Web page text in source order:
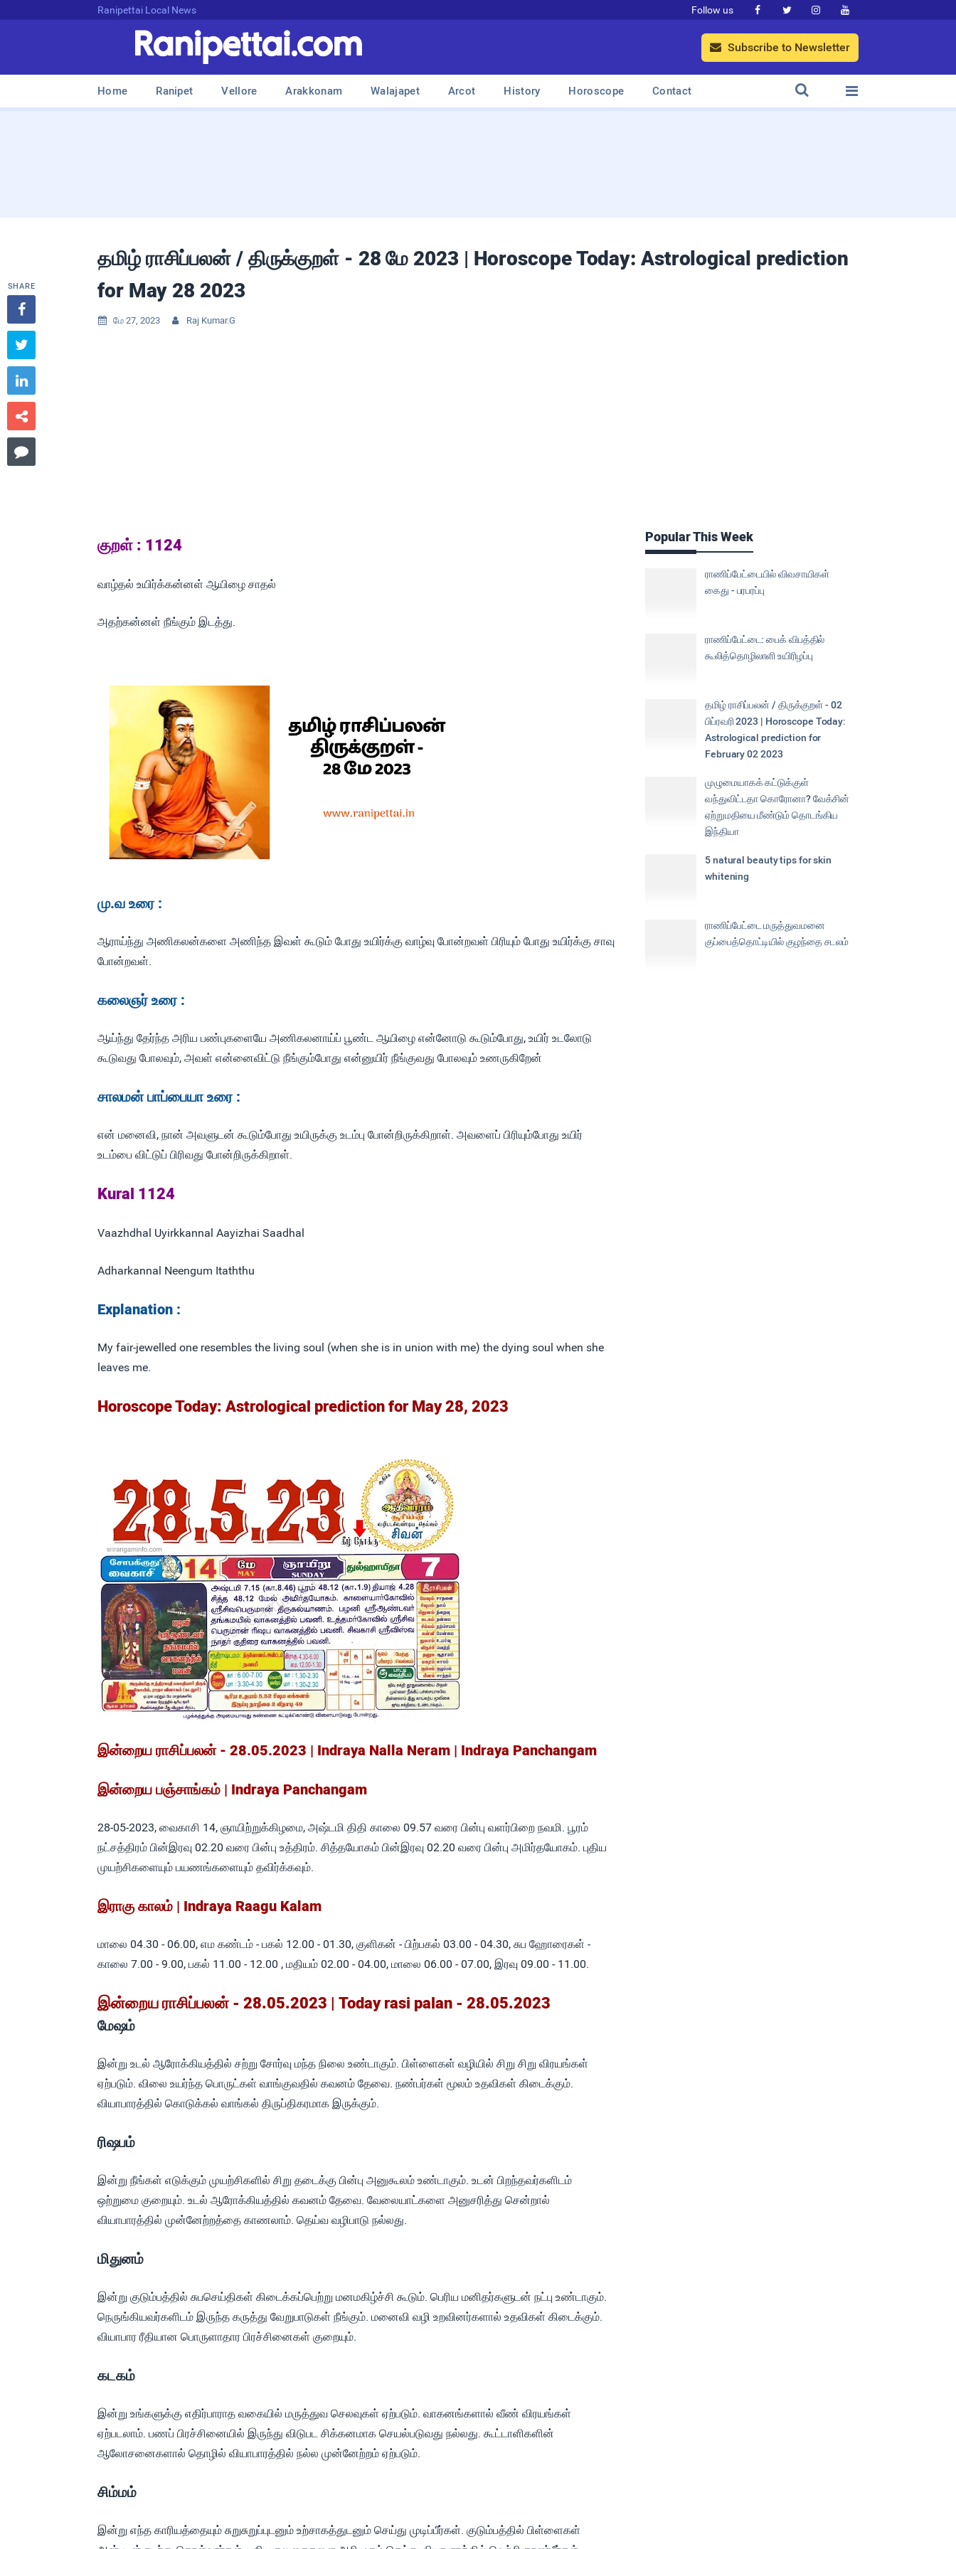
Ranipettai Local News Follow us    
 Subscribe to Newsletter
Home Ranipet Vellore Arakkonam Walajapet Arcot History Horoscope Contact 

தமிழ் ராசிப்பலன் / திருக்குறள் - 28 மே 2023 | Horoscope Today: Astrological prediction
for May 28 2023
 மே 27, 2023  Raj Kumar.G
குறள் : 1124
வாழ்தல் உயிர்க்கன்னள் ஆயிழை சாதல்
அதற்கன்னள் நீங்கும் இடத்து.
மு.வ உரை :
ஆராய்ந்து அணிகலன்களை அணிந்த இவள் கூடும் போது உயிர்க்கு வாழ்வு போன்றவள் பிரியும் போது உயிர்க்கு சாவு
போன்றவள்.
கலைஞர் உரை :
ஆய்ந்து தேர்ந்த அரிய பண்புகளையே அணிகலனாய்ப் பூண்ட ஆயிழை என்னோடு கூடும்போது, உயிர் உடலோடு
கூடுவது போலவும், அவள் என்னைவிட்டு நீங்கும்போது என்னுயிர் நீங்குவது போலவும் உணருகிறேன்
சாலமன் பாப்பையா உரை :
என் மனைவி, நான் அவளுடன் கூடும்போது உயிருக்கு உடம்பு போன்றிருக்கிறாள். அவளைப் பிரியும்போது உயிர்
உடம்பை விட்டுப் பிரிவது போன்றிருக்கிறாள்.
Kural 1124
Vaazhdhal Uyirkkannal Aayizhai Saadhal
Adharkannal Neengum Itaththu
Explanation :
My fair-jewelled one resembles the living soul (when she is in union with me) the dying soul when she
leaves me.
Horoscope Today: Astrological prediction for May 28, 2023
இன்றைய ராசிப்பலன் - 28.05.2023 | Indraya Nalla Neram | Indraya Panchangam
இன்றைய பஞ்சாங்கம் | Indraya Panchangam
28-05-2023, வைகாசி 14, ஞாயிற்றுக்கிழமை, அஷ்டமி திதி காலை 09.57 வரை பின்பு வளர்பிறை நவமி. பூரம்
நட்சத்திரம் பின்இரவு 02.20 வரை பின்பு உத்திரம். சித்தயோகம் பின்இரவு 02.20 வரை பின்பு அமிர்தயோகம். புதிய
முயற்சிகளையும் பயணங்களையும் தவிர்க்கவும்.
இராகு காலம் | Indraya Raagu Kalam
மாலை 04.30 - 06.00, எம கண்டம் - பகல் 12.00 - 01.30, குளிகன் - பிற்பகல் 03.00 - 04.30, சுப ஹோரைகள் -
காலை 7.00 - 9.00, பகல் 11.00 - 12.00 , மதியம் 02.00 - 04.00, மாலை 06.00 - 07.00, இரவு 09.00 - 11.00.
இன்றைய ராசிப்பலன் - 28.05.2023 | Today rasi palan - 28.05.2023
மேஷம்
இன்று உடல் ஆரோக்கியத்தில் சற்று சோர்வு மந்த நிலை உண்டாகும். பிள்ளைகள் வழியில் சிறு சிறு விரயங்கள்
ஏற்படும். விலை உயர்ந்த பொருட்கள் வாங்குவதில் கவனம் தேவை. நண்பர்கள் மூலம் உதவிகள் கிடைக்கும்.
வியாபாரத்தில் கொடுக்கல் வாங்கல் திருப்திகரமாக இருக்கும்.
ரிஷபம்
இன்று நீங்கள் எடுக்கும் முயற்சிகளில் சிறு தடைக்கு பின்பு அனுகூலம் உண்டாகும். உடன் பிறந்தவர்களிடம்
ஒற்றுமை குறையும். உடல் ஆரோக்கியத்தில் கவனம் தேவை. வேலையாட்களை அனுசரித்து சென்றால்
வியாபாரத்தில் முன்னேற்றத்தை காணலாம். தெய்வ வழிபாடு நல்லது.
மிதுனம்
இன்று குடும்பத்தில் சுபசெய்திகள் கிடைக்கப்பெற்று மனமகிழ்ச்சி கூடும். பெரிய மனிதர்களுடன் நட்பு உண்டாகும்.
நெருங்கியவர்களிடம் இருந்த கருத்து வேறுபாடுகள் நீங்கும். மனைவி வழி உறவினர்களால் உதவிகள் கிடைக்கும்.
வியாபார ரீதியான பொருளாதார பிரச்சினைகள் குறையும்.
கடகம்
இன்று உங்களுக்கு எதிர்பாராத வகையில் மருத்துவ செலவுகள் ஏற்படும். வாகனங்களால் வீண் விரயங்கள்
ஏற்படலாம். பணப் பிரச்சினையில் இருந்து விடுபட சிக்கனமாக செயல்படுவது நல்லது. கூட்டாளிகளின்
ஆலோசனைகளால் தொழில் வியாபாரத்தில் நல்ல முன்னேற்றம் ஏற்படும்.
சிம்மம்
இன்று எந்த காரியத்தையும் சுறுசுறுப்புடனும் உற்சாகத்துடனும் செய்து முடிப்பீர்கள். குடும்பத்தில் பிள்ளைகள்
SHARE





Popular This Week
ராணிப்பேட்டையில் விவசாயிகள்
கைது - பரபரப்பு
ராணிப்பேட்டை: பைக் விபத்தில்
கூலித்தொழிலாளி உயிரிழப்பு
தமிழ் ராசிப்பலன் / திருக்குறள் - 02
பிப்ரவரி 2023 | Horoscope Today:
Astrological prediction for
February 02 2023
முழுமையாகக் கட்டுக்குள்
வந்துவிட்டதா கொரோனா? வேக்சின்
ஏற்றுமதியை மீண்டும் தொடங்கிய
இந்தியா
5 natural beauty tips for skin
whitening
ராணிப்பேட்டை மருத்துவமனை
குப்பைத்தொட்டியில் குழந்தை சடலம்